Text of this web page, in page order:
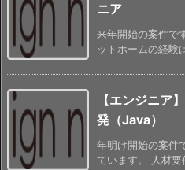
ニア
来年開始の案件で
ットホームの経験
【エンジニア
発（Java）
年明け開始の案件
ています。 人材